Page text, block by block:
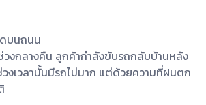
บนถนน
งกลางคืน ลูกค้ากำลังขับรถกลับบ้านหลัง
วงเวลานั้นมีรถไม่มาก แต่ด้วยความที่ฝนตก